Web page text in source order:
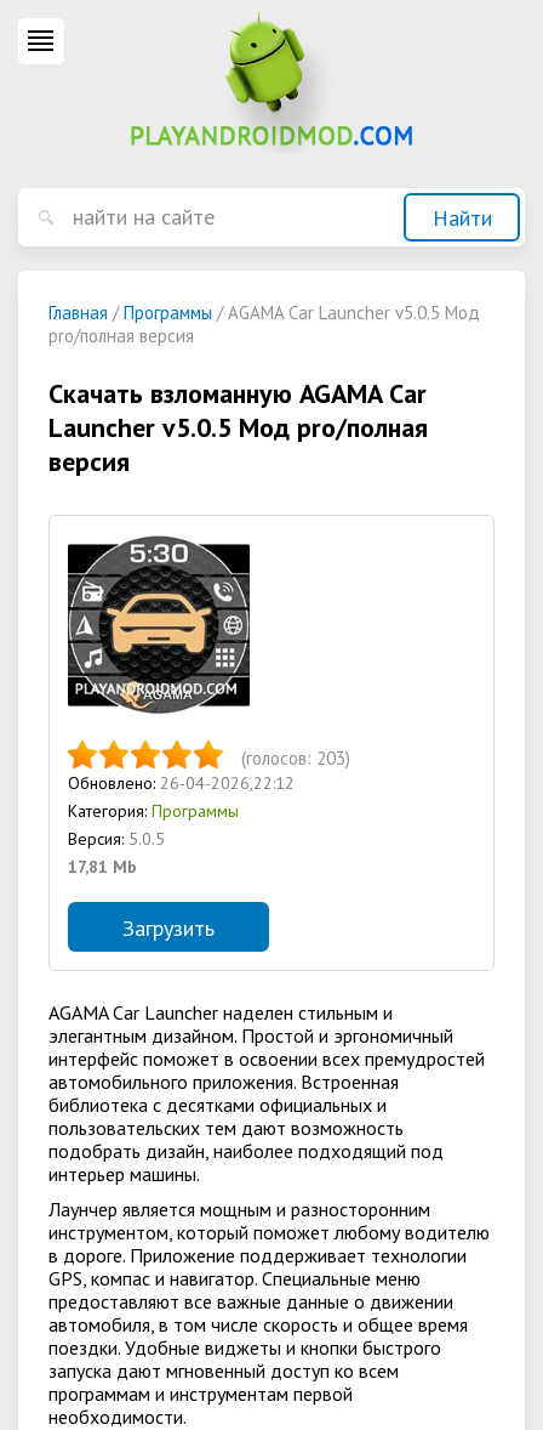
Главная /Программы / AGAMA Car Launcher v5.0.5 Мод
pro/полная версия
Скачать взломанную AGAMA Car
Launcher v5.0.5 Мод pro/полная
версия
(голосов: 203)
Обновлено: 26-04-2026,22:12
Категория: Программы
Версия: 5.0.5
17,81 Mb
Загрузить
AGAMA Car Launcher наделен стильным и
элегантным дизайном. Простой и эргономичный
интерфейс поможет в освоении всех премудростей
автомобильного приложения. Встроенная
библиотека с десятками официальных и
пользовательских тем дают возможность
подобрать дизайн, наиболее подходящий под
интерьер машины.
Лаунчер является мощным и разносторонним
инструментом, который поможет любому водителю
в дороге. Приложение поддерживает технологии
GPS, компас и навигатор. Специальные меню
предоставляют все важные данные о движении
автомобиля, в том числе скорость и общее время
поездки. Удобные виджеты и кнопки быстрого
запуска дают мгновенный доступ ко всем
программам и инструментам первой
необходимости.